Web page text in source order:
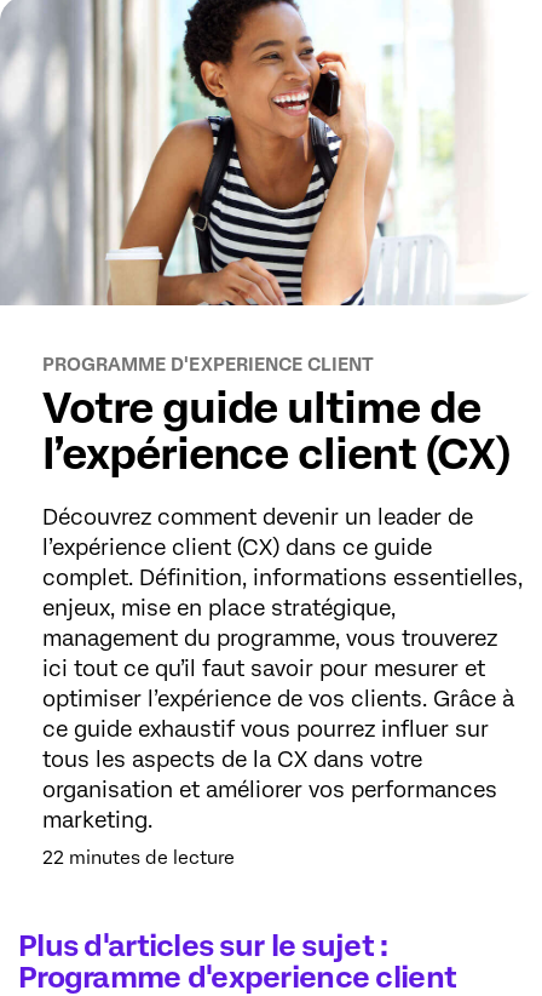
PROGRAMME D'EXPERIENCE CLIENT
Votre guide ultime de
l’expérience client (CX)
Découvrez comment devenir un leader de
l’expérience client (CX) dans ce guide
complet. Définition, informations essentielles,
enjeux, mise en place stratégique,
management du programme, vous trouverez
ici tout ce qu’il faut savoir pour mesurer et
optimiser l’expérience de vos clients. Grâce à
ce guide exhaustif vous pourrez influer sur
tous les aspects de la CX dans votre
organisation et améliorer vos performances
marketing.
22 minutes de lecture
Plus d'articles sur le sujet :
Programme d'experience client